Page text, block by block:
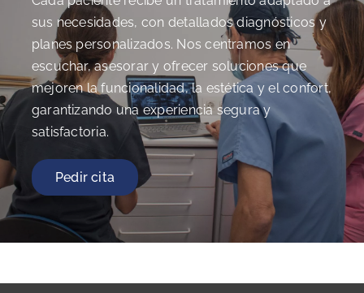
sus necesidades, con detallados diagnósticos y
planes personalizados. Nos centramos en
escuchar, asesorar y ofrecer soluciones que
mejoren la funcionalidad, la estética y el confort,
garantizando una experiencia segura y
satisfactoria.
Pedir cita